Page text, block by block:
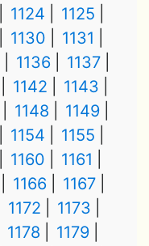
1124
1125
1130
1131
1136
1137
1142
1143
1148
1149
1154
1155
1160
1161
1166
1167
1172
1173
1178
1179